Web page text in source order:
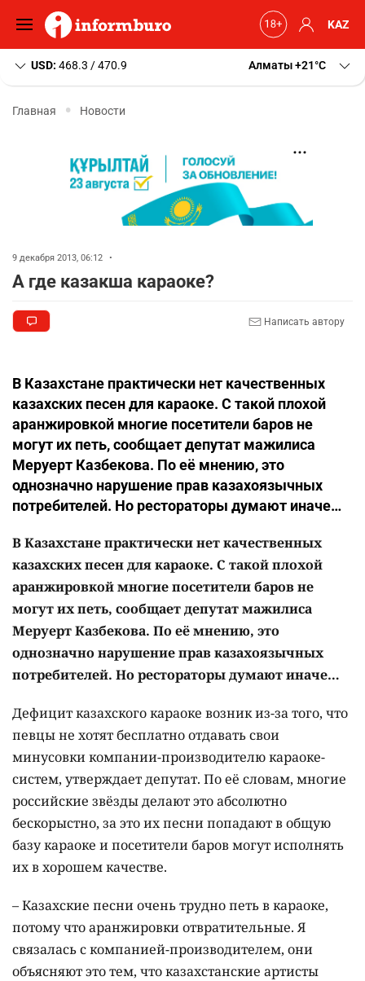
KAZ
USD: 468.3 / 470.9 Алматы+21 C
Главная Новости
9 декабря 2013, 06:12 •
А где казакша караоке?
Написать автору
В Казахстане практически нет качественных
казахских песен для караоке. С такой плохой
аранжировкой многие посетители баров не
могут их петь, сообщает депутат мажилиса
Меруерт Казбекова. По её мнению, это
однозначно нарушение прав казахоязычных
потребителей. Но рестораторы думают иначе…
В Казахстане практически нет качественных
казахских песен для караоке. С такой плохой
аранжировкой многие посетители баров не
могут их петь, сообщает депутат мажилиса
Меруерт Казбекова. По её мнению, это
однозначно нарушение прав казахоязычных
потребителей. Но рестораторы думают иначе…
Дефицит казахского караоке возник из-за того, что
певцы не хотят бесплатно отдавать свои
минусовки компании-производителю караоке-
систем, утверждает депутат. По её словам, многие
российские звёзды делают это абсолютно
бескорыстно, за это их песни попадают в общую
базу караоке и посетители баров могут исполнять
их в хорошем качестве.
– Казахские песни очень трудно петь в караоке,
потому что аранжировки отвратительные. Я
связалась с компанией-производителем, они
объясняют это тем, что казахстанские артисты